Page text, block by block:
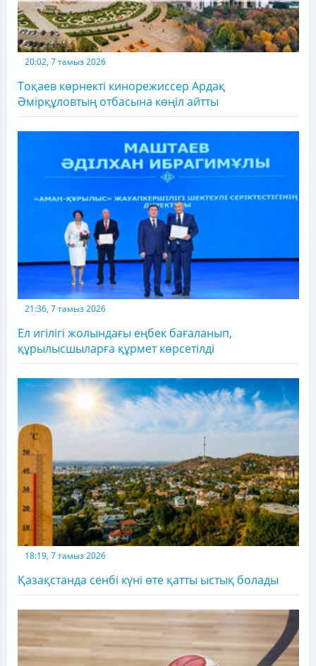
20:02, 7 тамыз 2026
Тоқаев көрнекті кинорежиссер Ардақ
Әмірқұловтың отбасына көңіл айтты
21:36, 7 тамыз 2026
Ел игілігі жолындағы еңбек бағаланып,
құрылысшыларға құрмет көрсетілді
18:19, 7 тамыз 2026
Қазақстанда сенбі күні өте қатты ыстық болады